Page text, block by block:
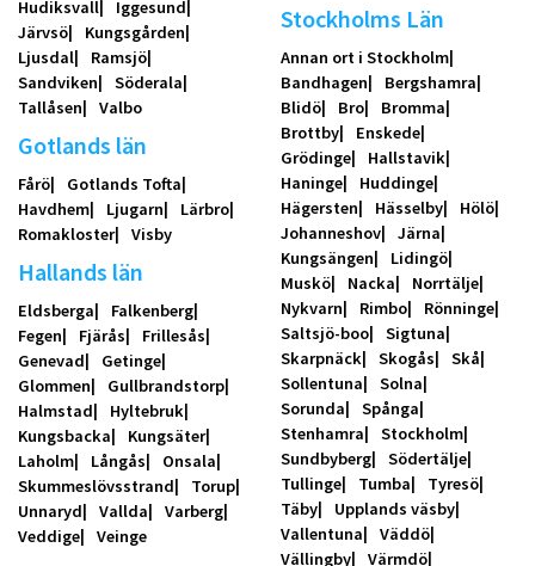
Hudiksvall
Iggesund
Järvsö
Kungsgården
Ljusdal
Ramsjö
Sandviken
Söderala
Tallåsen
Valbo
Gotlands län
Fårö
Gotlands Tofta
Havdhem
Ljugarn
Lärbro
Romakloster
Visby
Hallands län
Eldsberga
Falkenberg
Fegen
Fjärås
Frillesås
Genevad
Getinge
Glommen
Gullbrandstorp
Halmstad
Hyltebruk
Kungsbacka
Kungsäter
Laholm
Långås
Onsala
Skummeslövsstrand
Torup
Unnaryd
Vallda
Varberg
Veddige
Veinge
Stockholms Län
Annan ort i Stockholm
Bandhagen
Bergshamra
Blidö
Bro
Bromma
Brottby
Enskede
Grödinge
Hallstavik
Haninge
Huddinge
Hägersten
Hässelby
Hölö
Johanneshov
Järna
Kungsängen
Lidingö
Muskö
Nacka
Norrtälje
Nykvarn
Rimbo
Rönninge
Saltsjö-boo
Sigtuna
Skarpnäck
Skogås
Skå
Sollentuna
Solna
Sorunda
Spånga
Stenhamra
Stockholm
Sundbyberg
Södertälje
Tullinge
Tumba
Tyresö
Täby
Upplands väsby
Vallentuna
Väddö
Vällingby
Värmdö